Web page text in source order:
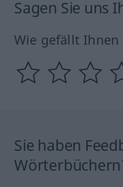
Sagen Sie uns
Wie gefällt Ihnen
Sie haben